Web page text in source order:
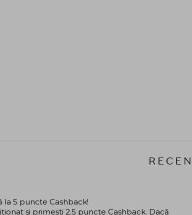
la 5 puncte Cashback!
și primești 2.5 puncte Cashback. Dacă